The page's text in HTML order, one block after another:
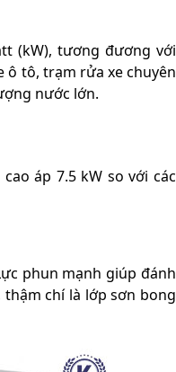
(kW), tương đương với
ô tô, trạm rửa xe chuyên
nước lớn.
áp 7.5 kW so với các
phun mạnh giúp đánh
chí là lớp sơn bong